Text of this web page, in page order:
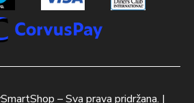
– Sva prava pridržana. |